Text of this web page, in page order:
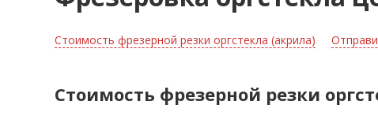
Стоимость фрезерной резки оргстекла (акрила)
Стоимость фрезерной резки